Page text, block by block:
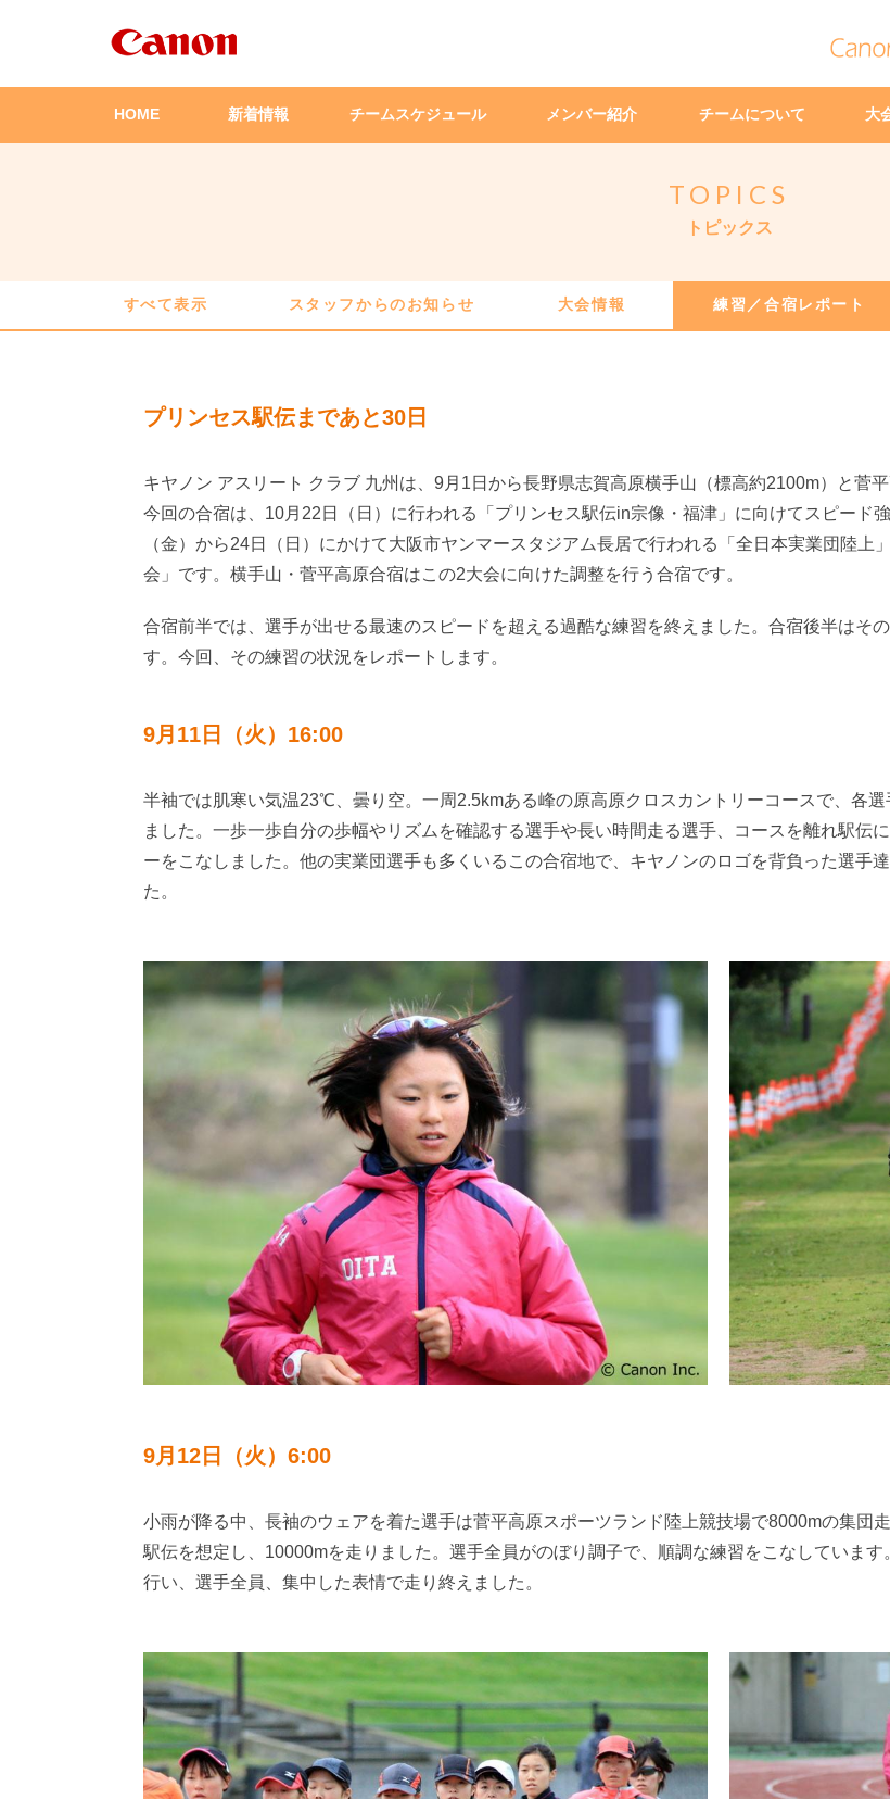
HOME 新着情報 チームスケジュール メンバー紹介 チームについて 大
TOPICS
トピックス
すべて表示 スタッフからのお知らせ 大会情報 練習／合宿レポート
プリンセス駅伝まであと30日
キヤノン アスリート クラブ 九州は、9月1日から長野県志賀高原横手山（標高約2100m）と菅
今回の合宿は、10月22日（日）に行われる「プリンセス駅伝in宗像・福津」に向けてスピード
（金）から24日（日）にかけて大阪市ヤンマースタジアム長居で行われる「全日本実業団陸
会」です。横手山・菅平高原合宿はこの2大会に向けた調整を行う合宿です。
合宿前半では、選手が出せる最速のスピードを超える過酷な練習を終えました。合宿後半はそ
す。今回、その練習の状況をレポートします。
9月11日（火）16:00
半袖では肌寒い気温23℃、曇り空。一周2.5kmある峰の原高原クロスカントリーコースで、各
ました。一歩一歩自分の歩幅やリズムを確認する選手や長い時間走る選手、コースを離れ駅伝
ーをこなしました。他の実業団選手も多くいるこの合宿地で、キヤノンのロゴを背負った選手
た。
9月12日（火）6:00
小雨が降る中、長袖のウェアを着た選手は菅平高原スポーツランド陸上競技場で8000mの集団
駅伝を想定し、10000mを走りました。選手全員がのぼり調子で、順調な練習をこなしていま
行い、選手全員、集中した表情で走り終えました。